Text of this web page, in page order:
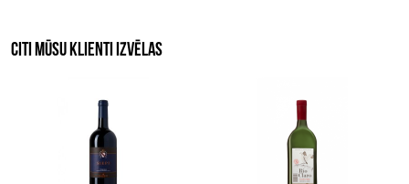
CITI MŪSU KLIENTI IZVĒLAS